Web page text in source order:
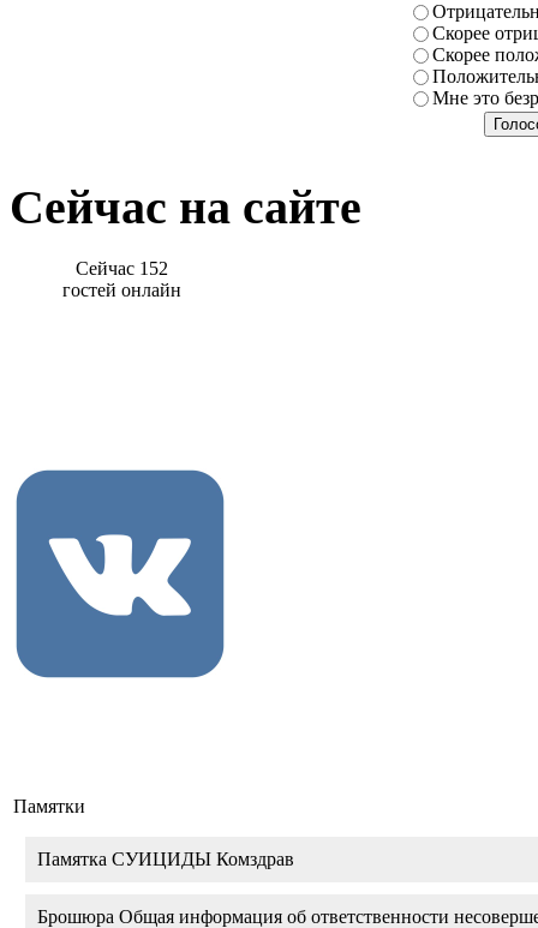
Скорее
Скорее
Мне это
Сейчас на сайте
Сейчас 152
гостей онлайн
Памятки
Памятка СУИЦИДЫ Комздрав
Брошюра Общая информация об ответственности